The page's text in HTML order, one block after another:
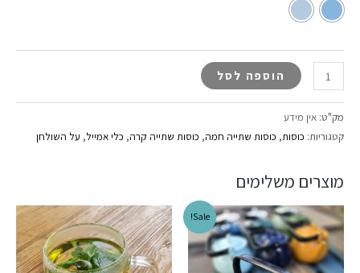
הוספה לסל
מק"ט: אין מידע
קטגוריות: כוסות, כוסות שתייה חמה, כוסות שתייה קרה, כלי אמייל, על השולחן
מוצרים משלימים
Sale!